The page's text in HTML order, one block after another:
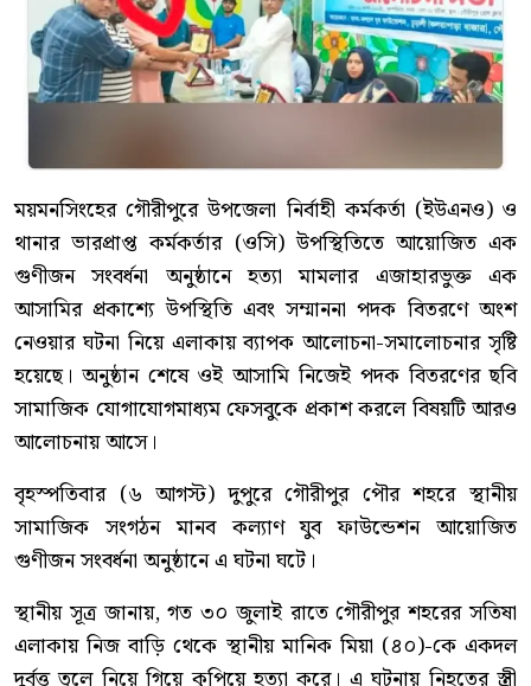
ময়মনসিংহের গৌরীপুরে উপজেলা নির্বাহী কর্মকর্তা (ইউএনও) ও
থানার ভারপ্রাপ্ত কর্মকর্তার (ওসি) উপস্থিতিতে আয়োজিত এক
গুণীজন সংবর্ধনা অনুষ্ঠানে হত্যা মামলার এজাহারভুক্ত এক
আসামির প্রকাশ্যে উপস্থিতি এবং সম্মাননা পদক বিতরণে অংশ
নেওয়ার ঘটনা নিয়ে এলাকায় ব্যাপক আলোচনা-সমালোচনার সৃষ্টি
হয়েছে। অনুষ্ঠান শেষে ওই আসামি নিজেই পদক বিতরণের ছবি
সামাজিক যোগাযোগমাধ্যম ফেসবুকে প্রকাশ করলে বিষয়টি আরও
আলোচনায় আসে।
বৃহস্পতিবার (৬ আগস্ট) দুপুরে গৌরীপুর পৌর শহরে স্থানীয়
সামাজিক সংগঠন মানব কল্যাণ যুব ফাউন্ডেশন আয়োজিত
গুণীজন সংবর্ধনা অনুষ্ঠানে এ ঘটনা ঘটে।
স্থানীয় সূত্র জানায়, গত ৩০ জুলাই রাতে গৌরীপুর শহরের সতিষা
এলাকায় নিজ বাড়ি থেকে স্থানীয় মানিক মিয়া (৪০)-কে একদল